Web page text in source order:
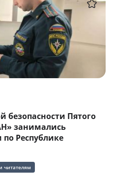
безопасности Пятого
занимались
Республике
читателям